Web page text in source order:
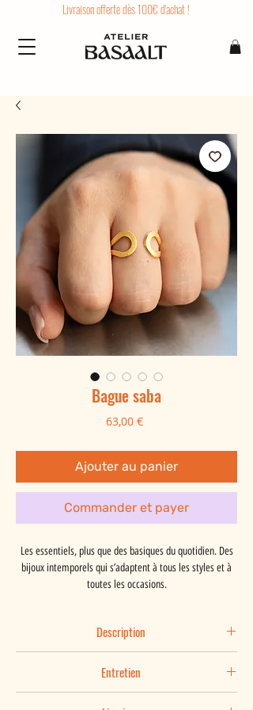
Livraison offerte dès 100€ d'achat !
Bague saba
63,00 €Prix
Ajouter au panier
Commander et payer
Les essentiels, plus que des basiques du quotidien. Des
bijoux intemporels qui s’adaptent à tous les styles et à
toutes les occasions.
Description
finition mate texturée qui lui apporte éclat et lumière.
Elle est réversible et se porte seule ou en accumulation.
Entretien